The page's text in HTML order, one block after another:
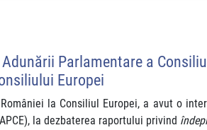
Parlamentare a
Europei
la Consiliul Europei, a avut o
la dezbaterea raportului privind